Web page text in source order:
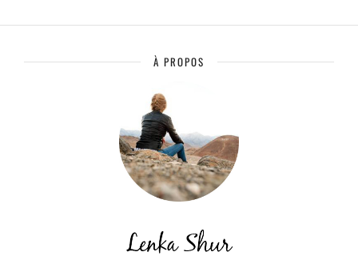
À PROPOS